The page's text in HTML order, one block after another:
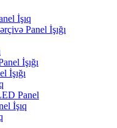
İşıq
Panel İşığı
İşığı
İşığı
Panel
İşıq